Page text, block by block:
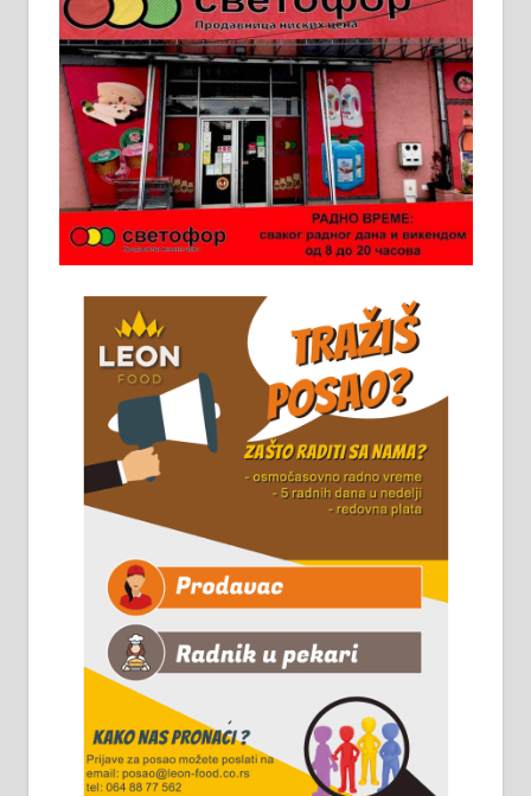
Пружам услуге завршних радова
у грађевини, хидроизолације и
молерских радова. 061/25-28-058
Ало таксију потребан возач са Б
категоријом. 064/02-85-511
Потребна два радника за рад на
стоваришту „Липа промет” у
информација доћи лично на
стовариште у улици Максима
Горког 26 сваког радног дана од
8 до 15 часова. 063/465-045
Чистим све врсте димњака.
061/32-13-445